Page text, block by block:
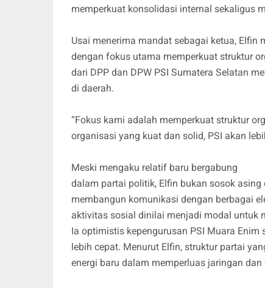
memperkuat konsolidasi internal sekaligus
Usai menerima mandat sebagai ketua,
dengan fokus utama memperkuat struktur
dari DPP dan DPW PSI Sumatera Selatan
di daerah.
“Fokus kami adalah memperkuat struktur
organisasi yang kuat dan solid, PSI akan
Meski mengaku relatif baru bergabung
dalam partai politik, Elfin bukan sosok
membangun komunikasi dengan berbagai
aktivitas sosial dinilai menjadi modal untuk
Ia optimistis kepengurusan PSI Muara
lebih cepat. Menurut Elfin, struktur partai
energi baru dalam memperluas jaringan